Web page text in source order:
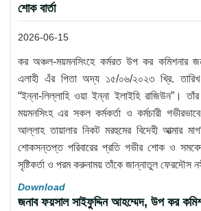
শোক বার্তা
2026-06-15
কর অঞ্চল-ময়মনসিংহে কর্মরত উপ কর কমিশনার
এলাহী এঁর পিতা অদ্য ১৫/০৬/২০২৩ খ্রি.
“ইন্না-লিল্লাহি ওয়া ইন্না ইলাইহি রাজিউন”।
ময়মনসিংহ এর সকল কর্মকর্তা ও কর্মচারী
আল্লাহ তায়ালার নিকট মরহুমের বিদেহী আত্মার
শোকসন্তপ্ত পরিবারের প্রতি গভীর শোক ও
সৃষ্টিকর্তা ও পরম করুনাময় তাঁকে জান্নাতুল ফেরদৌস
Download
জনাব ফয়সাল সাইফুদ্দিন আহম্মেদ, উপ কর